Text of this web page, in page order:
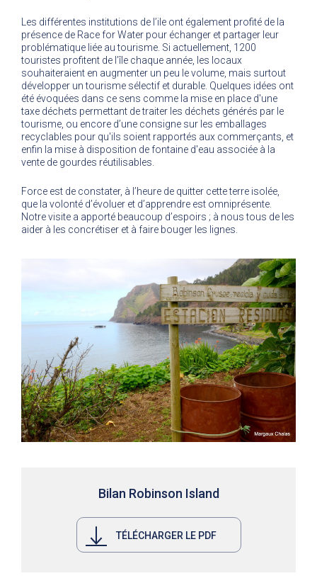
Les différentes institutions de l’ile ont également profité de la
présence de Race for Water pour échanger et partager leur
problématique liée au tourisme. Si actuellement, 1200
touristes profitent de l’île chaque année, les locaux
souhaiteraient en augmenter un peu le volume, mais surtout
développer un tourisme sélectif et durable. Quelques idées ont
été évoquées dans ce sens comme la mise en place d'une
taxe déchets permettant de traiter les déchets générés par le
tourisme, ou encore d’une consigne sur les emballages
recyclables pour qu'ils soient rapportés aux commerçants, et
enfin la mise à disposition de fontaine d'eau associée à la
vente de gourdes réutilisables.
Force est de constater, à l’heure de quitter cette terre isolée,
que la volonté d’évoluer et d’apprendre est omniprésente.
Notre visite a apporté beaucoup d’espoirs ; à nous tous de les
aider à les concrétiser et à faire bouger les lignes.
Bilan Robinson Island
TÉLÉCHARGER LE PDF